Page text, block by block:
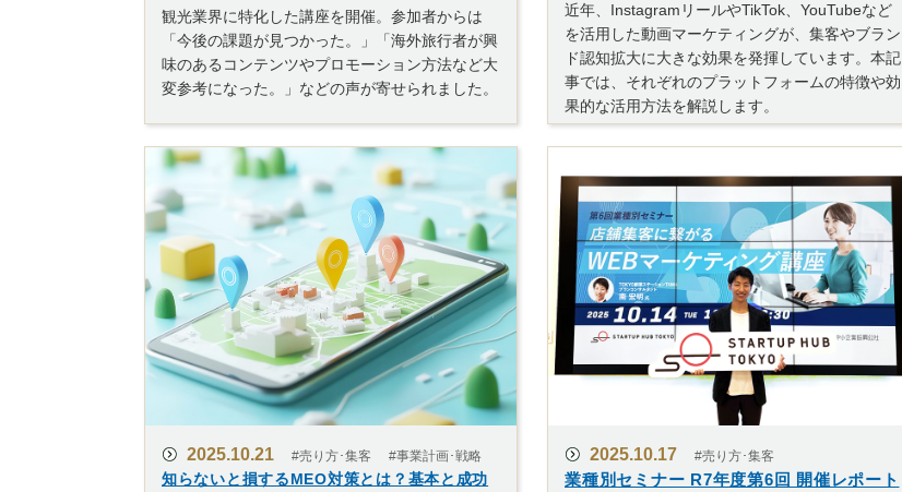
観光業界に特化した講座を開催。参加者からは
「今後の課題が見つかった。」「海外旅行者が興
味のあるコンテンツやプロモーション方法など大
変参考になった。」などの声が寄せられました。
近年、InstagramリールやTikTok、YouTubeなど
を活用した動画マーケティングが、集客やブラン
ド認知拡大に大きな効果を発揮しています。本記
事では、それぞれのプラットフォームの特徴や効
果的な活用方法を解説します。
2025.10.21 #売り方･集客 #事業計画･戦略
知らないと損するMEO対策とは？基本と成功
2025.10.17 #売り方･集客
業種別セミナー R7年度第6回 開催レポート